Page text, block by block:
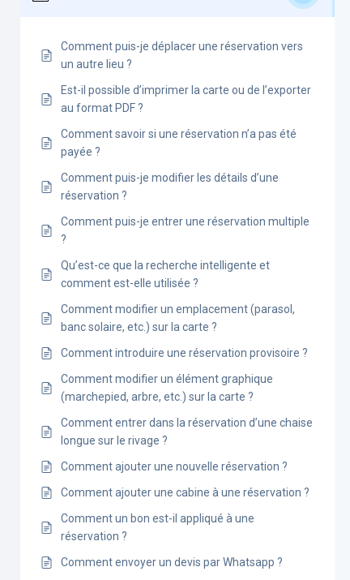
Comment puis-je déplacer une réservation vers
un autre lieu ?
Est-il possible d’imprimer la carte ou de l’exporter
au format PDF ?
Comment savoir si une réservation n’a pas été
payée ?
Comment puis-je modifier les détails d’une
réservation ?
Comment puis-je entrer une réservation multiple
?
Qu’est-ce que la recherche intelligente et
comment est-elle utilisée ?
Comment modifier un emplacement (parasol,
banc solaire, etc.) sur la carte ?
Comment introduire une réservation provisoire ?
Comment modifier un élément graphique
(marchepied, arbre, etc.) sur la carte ?
Comment entrer dans la réservation d’une chaise
longue sur le rivage ?
Comment ajouter une nouvelle réservation ?
Comment ajouter une cabine à une réservation ?
Comment un bon est-il appliqué à une
réservation ?
Comment envoyer un devis par Whatsapp ?